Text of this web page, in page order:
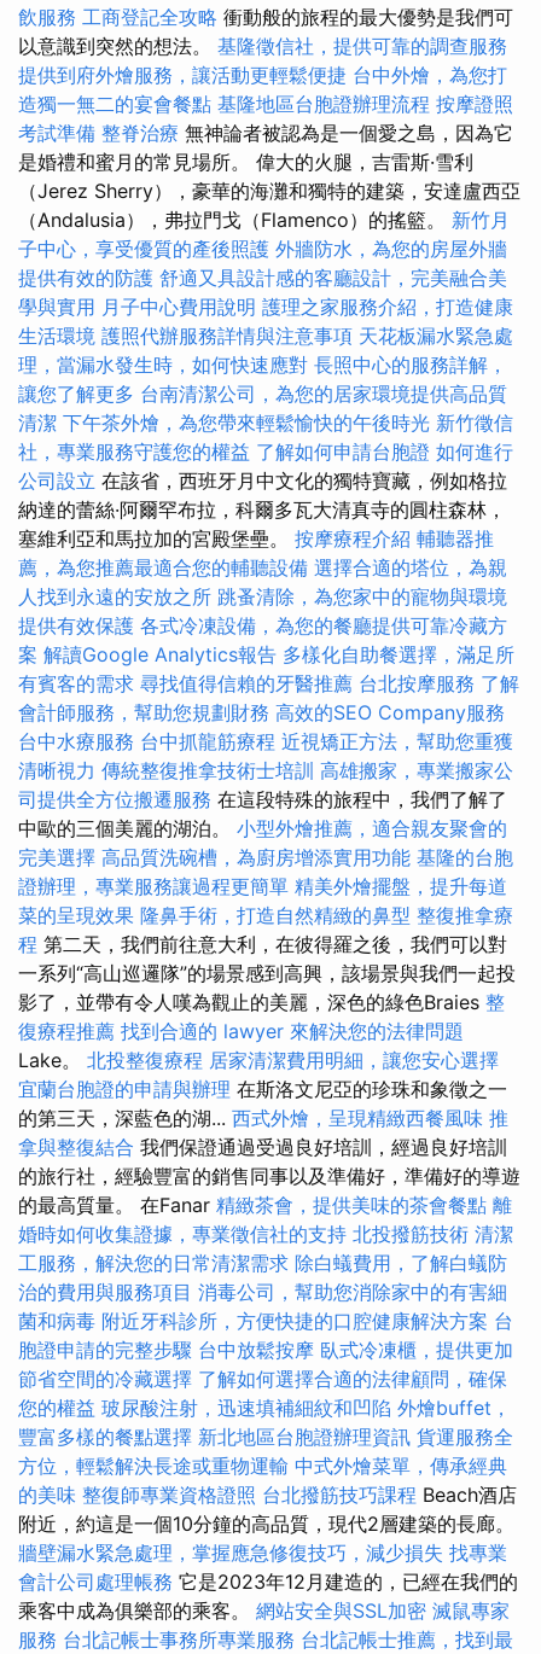
飲服務 工商登記全攻略 衝動般的旅程的最大優勢是我們可
以意識到突然的想法。 基隆徵信社，提供可靠的調查服務
提供到府外燴服務，讓活動更輕鬆便捷 台中外燴，為您打
造獨一無二的宴會餐點 基隆地區台胞證辦理流程 按摩證照
考試準備 整脊治療 無神論者被認為是一個愛之島，因為它
是婚禮和蜜月的常見場所。 偉大的火腿，吉雷斯·雪利
（Jerez Sherry），豪華的海灘和獨特的建築，安達盧西亞
（Andalusia），弗拉門戈（Flamenco）的搖籃。 新竹月
子中心，享受優質的產後照護 外牆防水，為您的房屋外牆
提供有效的防護 舒適又具設計感的客廳設計，完美融合美
學與實用 月子中心費用說明 護理之家服務介紹，打造健康
生活環境 護照代辦服務詳情與注意事項 天花板漏水緊急處
理，當漏水發生時，如何快速應對 長照中心的服務詳解，
讓您了解更多 台南清潔公司，為您的居家環境提供高品質
清潔 下午茶外燴，為您帶來輕鬆愉快的午後時光 新竹徵信
社，專業服務守護您的權益 了解如何申請台胞證 如何進行
公司設立 在該省，西班牙月中文化的獨特寶藏，例如格拉
納達的蕾絲·阿爾罕布拉，科爾多瓦大清真寺的圓柱森林，
塞維利亞和馬拉加的宮殿堡壘。 按摩療程介紹 輔聽器推
薦，為您推薦最適合您的輔聽設備 選擇合適的塔位，為親
人找到永遠的安放之所 跳蚤清除，為您家中的寵物與環境
提供有效保護 各式冷凍設備，為您的餐廳提供可靠冷藏方
案 解讀Google Analytics報告 多樣化自助餐選擇，滿足所
有賓客的需求 尋找值得信賴的牙醫推薦 台北按摩服務 了解
會計師服務，幫助您規劃財務 高效的SEO Company服務
台中水療服務 台中抓龍筋療程 近視矯正方法，幫助您重獲
清晰視力 傳統整復推拿技術士培訓 高雄搬家，專業搬家公
司提供全方位搬遷服務 在這段特殊的旅程中，我們了解了
中歐的三個美麗的湖泊。 小型外燴推薦，適合親友聚會的
完美選擇 高品質洗碗槽，為廚房增添實用功能 基隆的台胞
證辦理，專業服務讓過程更簡單 精美外燴擺盤，提升每道
菜的呈現效果 隆鼻手術，打造自然精緻的鼻型 整復推拿療
程 第二天，我們前往意大利，在彼得羅之後，我們可以對
一系列“高山巡邏隊”的場景感到高興，該場景與我們一起投
影了，並帶有令人嘆為觀止的美麗，深色的綠色Braies 整
復療程推薦 找到合適的 lawyer 來解決您的法律問題
Lake。 北投整復療程 居家清潔費用明細，讓您安心選擇
宜蘭台胞證的申請與辦理 在斯洛文尼亞的珍珠和象徵之一
的第三天，深藍色的湖... 西式外燴，呈現精緻西餐風味 推
拿與整復結合 我們保證通過受過良好培訓，經過良好培訓
的旅行社，經驗豐富的銷售同事以及準備好，準備好的導遊
的最高質量。 在Fanar 精緻茶會，提供美味的茶會餐點 離
婚時如何收集證據，專業徵信社的支持 北投撥筋技術 清潔
工服務，解決您的日常清潔需求 除白蟻費用，了解白蟻防
治的費用與服務項目 消毒公司，幫助您消除家中的有害細
菌和病毒 附近牙科診所，方便快捷的口腔健康解決方案 台
胞證申請的完整步驟 台中放鬆按摩 臥式冷凍櫃，提供更加
節省空間的冷藏選擇 了解如何選擇合適的法律顧問，確保
您的權益 玻尿酸注射，迅速填補細紋和凹陷 外燴buffet，
豐富多樣的餐點選擇 新北地區台胞證辦理資訊 貨運服務全
方位，輕鬆解決長途或重物運輸 中式外燴菜單，傳承經典
的美味 整復師專業資格證照 台北撥筋技巧課程 Beach酒店
附近，約這是一個10分鐘的高品質，現代2層建築的長廊。
牆壁漏水緊急處理，掌握應急修復技巧，減少損失 找專業
會計公司處理帳務 它是2023年12月建造的，已經在我們的
乘客中成為俱樂部的乘客。 網站安全與SSL加密 滅鼠專家
服務 台北記帳士事務所專業服務 台北記帳士推薦，找到最